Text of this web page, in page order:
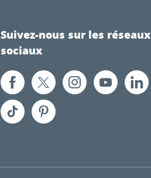
Suivez-nous sur les réseaux
sociaux